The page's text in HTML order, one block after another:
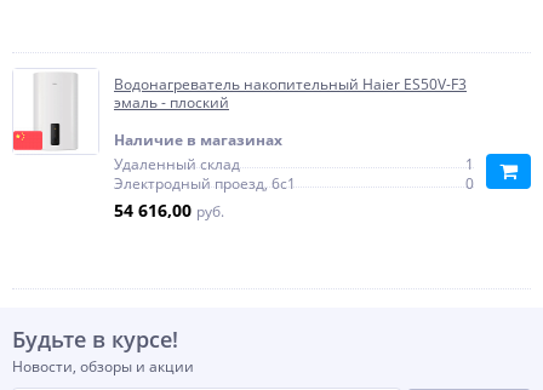
Водонагреватель накопительный Haier ES50V-F3
эмаль - плоский
Наличие в магазинах
Удаленный склад
1
Электродный проезд, 6с1
0
54 616,00 руб.
Будьте в курсе!
Новости, обзоры и акции